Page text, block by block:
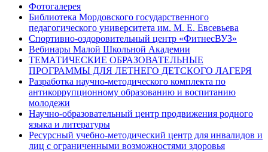
Фотогалерея
Библиотека Мордовского государственного
педагогического университета им. М. Е. Евсевьева
Спортивно-оздоровительный центр «ФитнесВУЗ»
Вебинары Малой Школьной Академии
ТЕМАТИЧЕСКИЕ ОБРАЗОВАТЕЛЬНЫЕ
ПРОГРАММЫ ДЛЯ ЛЕТНЕГО ДЕТСКОГО ЛАГЕРЯ
Разработка научно-методического комплекта по
антикоррупционному образованию и воспитанию
молодежи
Научно-образовательный центр продвижения родного
языка и литературы
Ресурсный учебно-методический центр для инвалидов и
лиц с ограниченными возможностями здоровья